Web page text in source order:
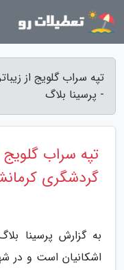
تپه سراب گلویج از
- پرسینا بلاگ
تپه سراب گلویج
گردشگری
به گزارش پرسینا
اشکانیان است و در